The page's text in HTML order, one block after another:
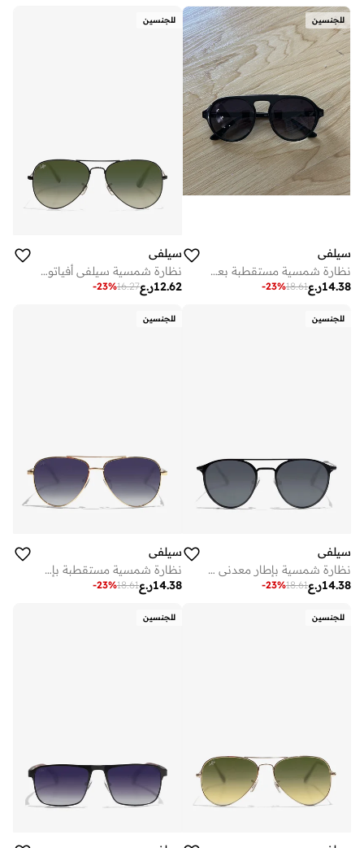
للجنسين
سيلفي
نظارة شمسية مستقطبة بعدسات سوداء وإطار أسود لامع
ر.ع14.38
18.61
-23%
للجنسين
سيلفي
نظارة شمسية سيلفي أفياتور بإطار معدني أسود وأخضر داكن
ر.ع12.62
16.27
-23%
للجنسين
سيلفي
نظارة شمسية بإطار معدني أسود وعدسات مستقطبة سوداء
ر.ع14.38
18.61
-23%
للجنسين
سيلفي
نظارة شمسية مستقطبة بإطار معدني ذهبي وعدسات زرقاء سيلفي
ر.ع14.38
18.61
-23%
للجنسين للجنسين